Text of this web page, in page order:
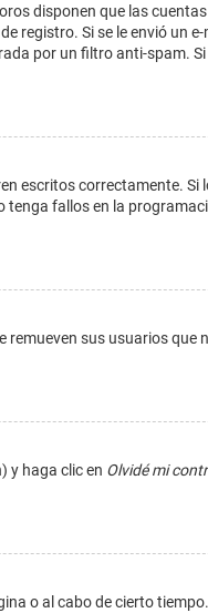
disponen que las
registro. Si se le envió un
por un filtro anti-spam.
escritos correctamente. Si
fallos en la
sus usuarios que
y haga clic en Olvidé mi
o al cabo de cierto